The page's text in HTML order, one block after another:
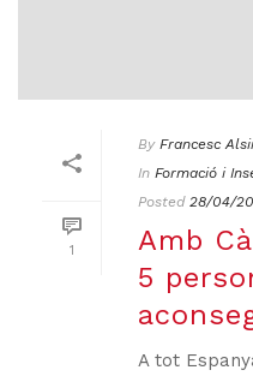
1
By Francesc
In Formació i
Posted 28/04/
Amb
5
A tot